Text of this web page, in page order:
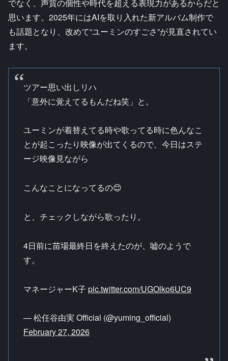
でなく、声質の個性や時代を超える表現力があるからだと
思います。2025年にはAIを取り入れた新アルバム制作で
も話題となり、改めて“ユーミンのすごさ”が見直されてい
ます。
ツアー思い出しリハ
「意外に覚えてるもんだね笑」と。
ユーミンが着替えてる時や歌ってる時に色んなこ
とが起こったり映像が出てくるので、今日はステ
ージ映像見ながら
こんなことになってるの😊
と、チェックしながら歌ったり。
4日前に苗場最終日を終えたのが、嘘のようで
す。
マネージャーK子 pic.twitter.com/UGOlko6UC9
— 松任谷由実 Official (@yuming_official)
February 27, 2026